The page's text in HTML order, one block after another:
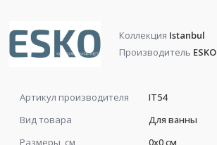
Коллекция Istanbul
Производитель ESKO
Артикул производителя
IT54
Вид товара
Для ванны
Размеры, см
0x0 см